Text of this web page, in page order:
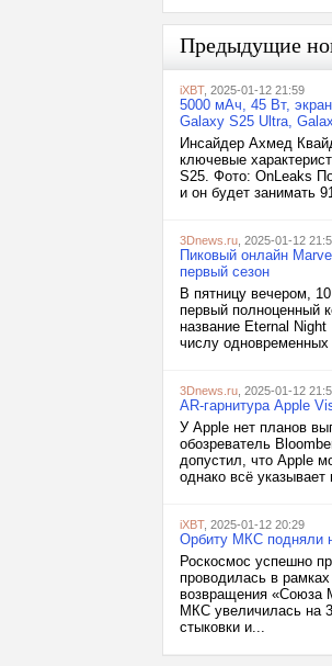
Предыдущие
iXBT, 2025-01-12 21:59
5000 мАч, 45 Вт,
Galaxy S25 Ultra,
Инсайдер Ахмед
ключевые
S25. Фото: OnLeaks
и он будет занимать
3Dnews.ru , 2025-01-12
Пиковый онлайн
первый сезон
В пятницу вечером,
первый полноценный
название Eternal
числу одновременных
3Dnews.ru , 2025-01-12
AR-гарнитура Apple
У Apple нет планов
обозреватель
допустил, что Apple
однако всё
iXBT, 2025-01-12 20:29
Орбиту МКС подняли
Роскосмос успешно
проводилась в
возвращения «Союза
МКС увеличилась на
стыковки и...